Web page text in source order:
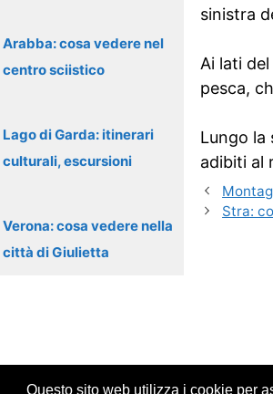
sinistra
Ai lati
pesca,
Lungo la
adibiti al
Stra:
Arabba: cosa vedere nel
centro sciistico
Lago di Garda: itinerari
culturali, escursioni
Verona: cosa vedere nella
città di Giulietta
Questo sito web utilizza i cookie per